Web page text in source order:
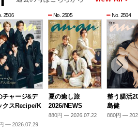
2506
チャージ&デ
クスRecipe/K
— 2026.07.29
No. 2505
夏の癒し旅
2026/NEWS
880円 — 2026.07.22
No. 2504
整う腸活
島健
880円 —